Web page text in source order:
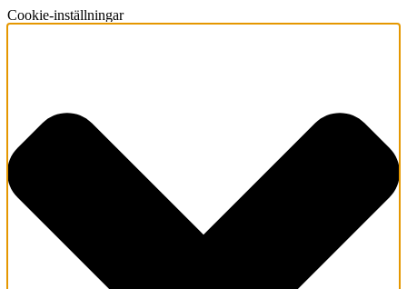
Cookie-inställningar